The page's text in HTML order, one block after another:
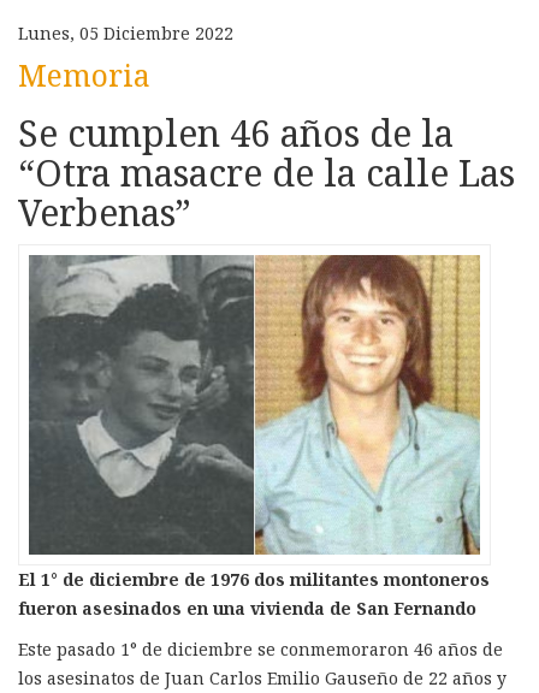
Lunes, 05 Diciembre 2022
Memoria
Se cumplen 46 años de la
“Otra masacre de la calle Las
Verbenas”
El 1° de diciembre de 1976 dos militantes montoneros
fueron asesinados en una vivienda de San Fernando
Este pasado 1° de diciembre se conmemoraron 46 años de
los asesinatos de Juan Carlos Emilio Gauseño de 22 años y